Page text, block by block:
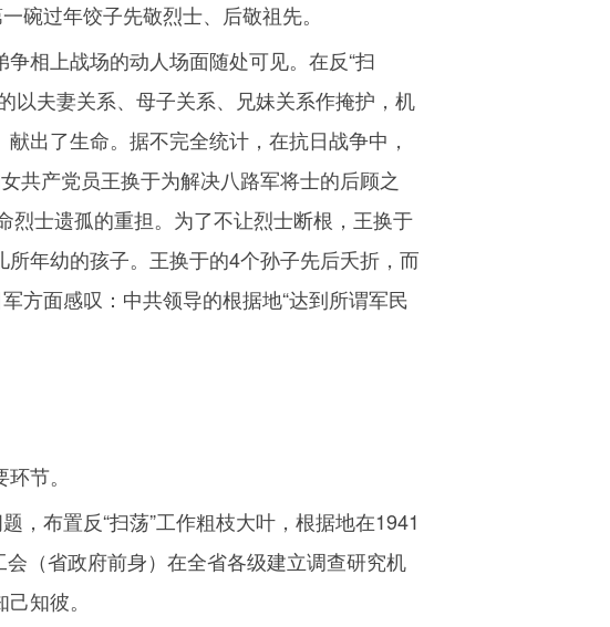
碗过年饺子先敬烈士、后敬祖先。
相上战场的动人场面随处可见。在反“扫
以夫妻关系、母子关系、兄妹关系作掩护，机
出了生命。据不完全统计，在抗日战争中，
共产党员王换于为解决八路军将士的后顾之
士遗孤的重担。为了不让烈士断根，王换于
年幼的孩子。王换于的4个孙子先后夭折，而
方面感叹：中共领导的根据地“达到所谓军民
节。
，布置反“扫荡”工作粗枝大叶，根据地在1941
（省政府前身）在全省各级建立调查研究机
知彼。